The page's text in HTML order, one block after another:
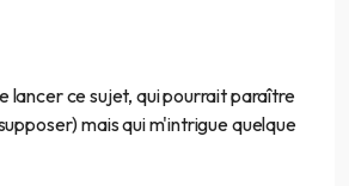
lancer ce sujet, qui pourrait paraître
mais qui m'intrigue quelque